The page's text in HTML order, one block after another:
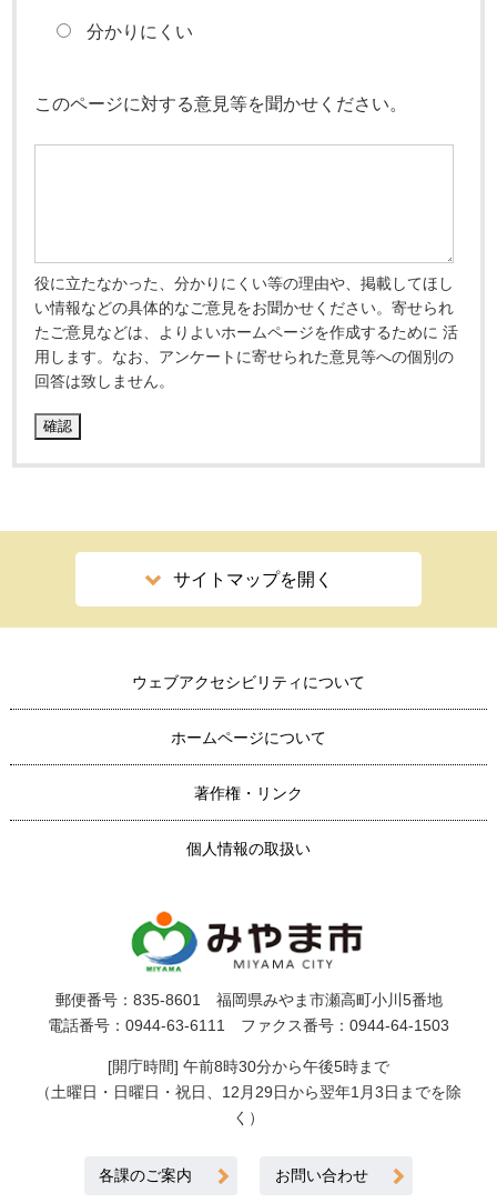
分かりにくい
このページに対する意見等を聞かせください。
役に立たなかった、分かりにくい等の理由や、掲載してほし
い情報などの具体的なご意見をお聞かせください。寄せられ
たご意見などは、よりよいホームページを作成するために 活
用します。なお、アンケートに寄せられた意見等への個別の
回答は致しません。
サイトマップを開く
ウェブアクセシビリティについて
ホームページについて
著作権・リンク
個人情報の取扱い
郵便番号：835-8601 福岡県みやま市瀬高町小川5番地
電話番号：0944-63-6111 ファクス番号：0944-64-1503
[開庁時間] 午前8時30分から午後5時まで
（土曜日・日曜日・祝日、12月29日から翌年1月3日までを除
く）
各課のご案内 お問い合わせ